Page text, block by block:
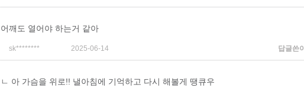
어깨도 열어야 하는거 같아
sk******** 2025-06-14 답글쓴
ㄴ 아 가슴을 위로!! 낼아침에 기억하고 다시 해볼게 땡큐우